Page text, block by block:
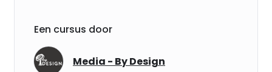
Een cursus door
Media - By Design